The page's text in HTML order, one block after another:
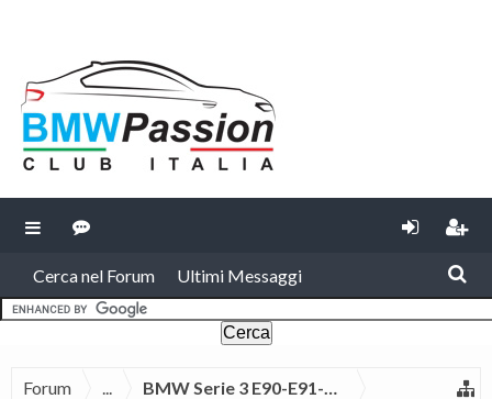
Cerca nel Forum Ultimi Messaggi
Forum ... BMW Serie 3 E90-E91-E92-E93